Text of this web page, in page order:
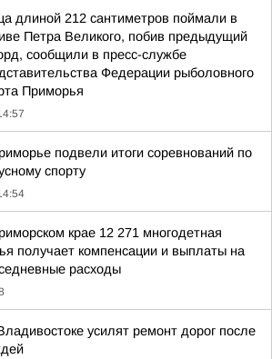
длиной 212 сантиметров поймали в
Петра Великого, побив предыдущий
сообщили в пресс-службе
Федерации рыболовного
Приморья
подвели итоги соревнований по
спорту
крае 12 271 многодетная
получает компенсации и выплаты на
расходы
усилят ремонт дорог после